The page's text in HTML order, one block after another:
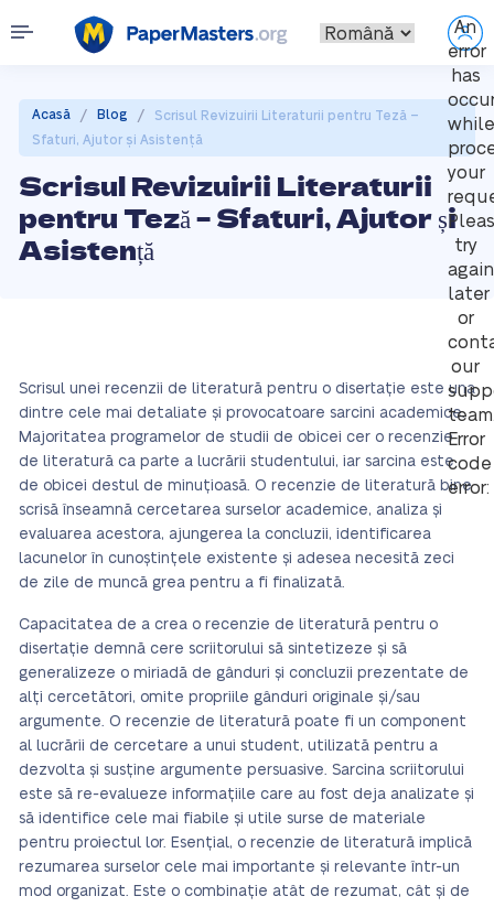
An
error
has
while
your
try
again
later
or
our
Error
code
error:
Acasă / Blog /
Scrisul Revizuirii Literaturii pentru Teză –
Sfaturi, Ajutor și Asistență
Scrisul Revizuirii Literaturii
pentru Teză – Sfaturi, Ajutor și
Asistență
Scrisul unei recenzii de literatură pentru o disertație este una
dintre cele mai detaliate și provocatoare sarcini academice.
Majoritatea programelor de studii de obicei cer o recenzie
de literatură ca parte a lucrării studentului, iar sarcina este
de obicei destul de minuțioasă. O recenzie de literatură bine
scrisă înseamnă cercetarea surselor academice, analiza și
evaluarea acestora, ajungerea la concluzii, identificarea
lacunelor în cunoștințele existente și adesea necesită zeci
de zile de muncă grea pentru a fi finalizată.
Capacitatea de a crea o recenzie de literatură pentru o
disertație demnă cere scriitorului să sintetizeze și să
generalizeze o miriadă de gânduri și concluzii prezentate de
alți cercetători, omite propriile gânduri originale și/sau
argumente. O recenzie de literatură poate fi un component
al lucrării de cercetare a unui student, utilizată pentru a
dezvolta și susține argumente persuasive. Sarcina scriitorului
este să re-evalueze informațiile care au fost deja analizate și
să identifice cele mai fiabile și utile surse de materiale
pentru proiectul lor. Esențial, o recenzie de literatură implică
rezumarea surselor cele mai importante și relevante într-un
mod organizat. Este o combinație atât de rezumat, cât și de